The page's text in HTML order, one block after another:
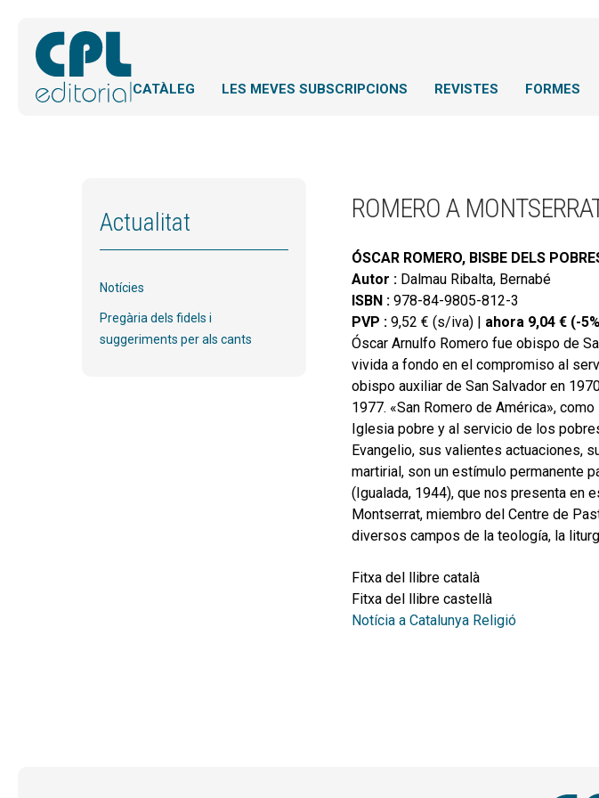
CATÀLEG LES MEVES SUBSCRIPCIONS REVISTES FORMES
ROMERO A
ÓSCAR ROMERO, BISBE DELS
Autor :Dalmau Ribalta, Bernabé
ISBN :978-84-9805-812-3
PVP :9,52 € (s/iva) | ahora 9,04 € (-
Óscar Arnulfo Romero fue obispo de
vivida a fondo en el compromiso al
obispo auxiliar de San Salvador en
1977. «San Romero de América»,
Iglesia pobre y al servicio de los
Evangelio, sus valientes actuaciones,
martirial, son un estímulo permanente
(Igualada, 1944), que nos presenta en
Montserrat, miembro del Centre de
diversos campos de la teología, la
Fitxa del llibre català
Fitxa del llibre castellà
Notícia a Catalunya Religió
Actualitat
Notícies
Pregària dels fidels i
suggeriments per als cants